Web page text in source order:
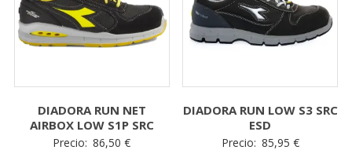
DIADORA RUN NET
AIRBOX LOW S1P SRC
Precio: 86,50€
DIADORA RUN LOW S3 SRC
ESD
Precio: 85,95 €